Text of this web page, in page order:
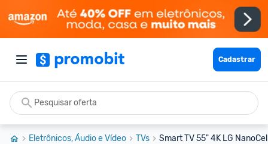
Cadastrar
Eletrônicos, Áudio e Vídeo TVs Smart TV 55" 4K LG